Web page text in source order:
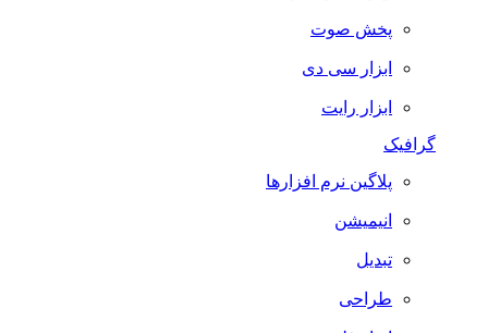
پخش صوت
ابزار سی دی
ابزار رایت
گرافیک
پلاگین نرم افزارها
انیمیشن
تبدیل
طراحی